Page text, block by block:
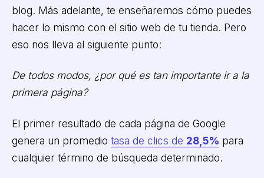
blog. Más adelante, te enseñaremos cómo puedes
hacer lo mismo con el sitio web de tu tienda. Pero
eso nos lleva al siguiente punto:
De todos modos, ¿por qué es tan importante ir a la
primera página?
El primer resultado de cada página de Google
genera un promedio tasa de clics de 28,5% para
cualquier término de búsqueda determinado.